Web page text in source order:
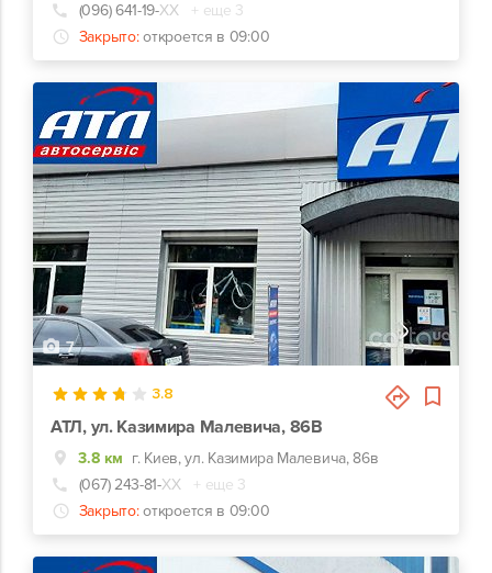
(096) 641-19-ХХ
+ еще 3
Закрыто: откроется в 09:00
7
3.8
АТЛ, ул. Казимира Малевича, 86В
3.8 км г. Киев, ул. Казимира Малевича, 86в
(067) 243-81-ХХ
+ еще 3
Закрыто: откроется в 09:00